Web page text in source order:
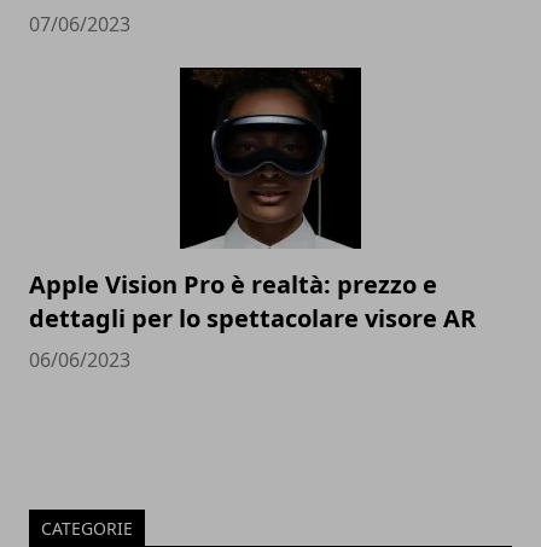
07/06/2023
Apple Vision Pro è realtà: prezzo e
dettagli per lo spettacolare visore AR
06/06/2023
CATEGORIE